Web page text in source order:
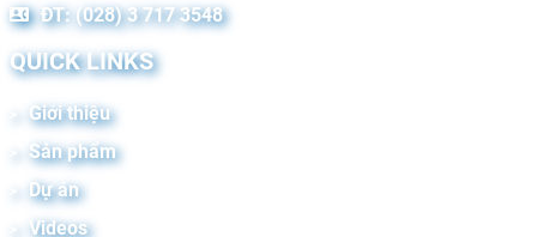
ĐT: (028) 3 717 3548
QUICK LINKS
Giới thiệu
Sản phẩm
Dự án
Videos